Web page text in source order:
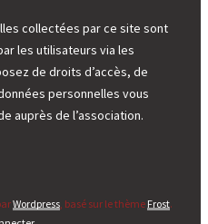
collectées par ce site sont
les utilisateurs via les
de droits d’accès, de
personnelles vous
auprès de l’association.
Wordpress, basé sur le thème Frost.